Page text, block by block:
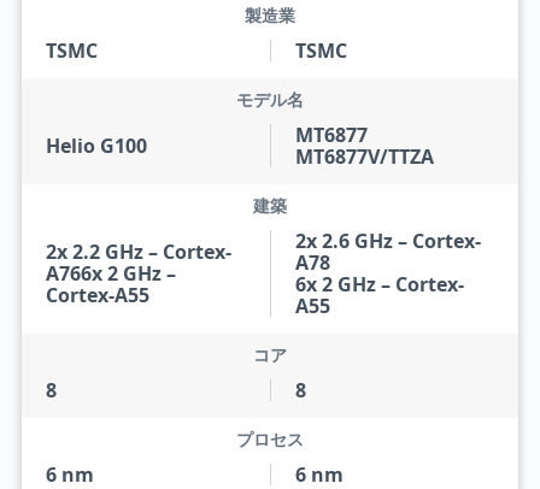
TSMC
製造業
TSMC
Helio G100
モデル名
MT6877
MT6877V/TTZA
2x 2.2 GHz – Cortex-
A766x 2 GHz –
Cortex-A55
建築
2x 2.6 GHz – Cortex-
A78
6x 2 GHz – Cortex-
A55
8
コア
8
6 nm
プロセス
6 nm